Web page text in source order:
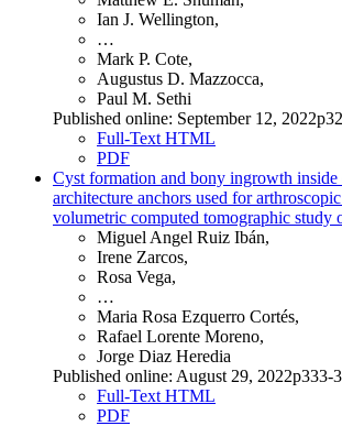
Ian J. Wellington,
…
Mark P. Cote,
Augustus D. Mazzocca,
Paul M. Sethi
Published online: September 12,
Full-Text HTML
PDF
Cyst formation and bony ingrowth
architecture anchors used for
volumetric computed tomographic study
Miguel Angel Ruiz Ibán,
Irene Zarcos,
Rosa Vega,
…
Maria Rosa Ezquerro Cortés,
Rafael Lorente Moreno,
Jorge Diaz Heredia
Published online: August 29, 2022p333-
Full-Text HTML
PDF